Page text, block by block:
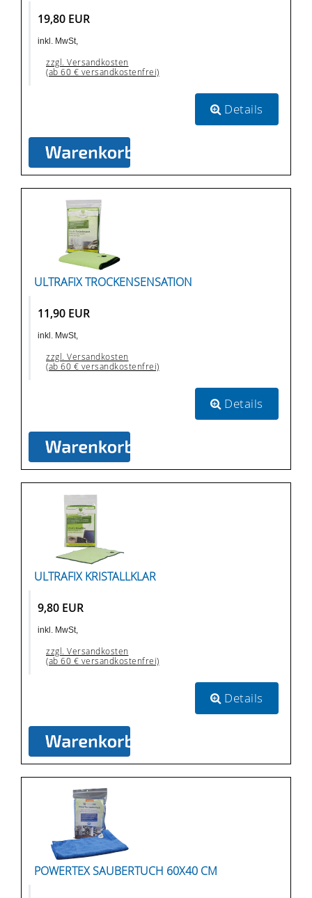
19,80 EUR
inkl. MwSt,
zzgl. Versandkosten
(ab 60 € versandkostenfrei)
Details
ULTRAFIX TROCKENSENSATION
11,90 EUR
inkl. MwSt,
zzgl. Versandkosten
(ab 60 € versandkostenfrei)
Details
ULTRAFIX KRISTALLKLAR
9,80 EUR
inkl. MwSt,
zzgl. Versandkosten
(ab 60 € versandkostenfrei)
Details
POWERTEX SAUBERTUCH 60X40 CM